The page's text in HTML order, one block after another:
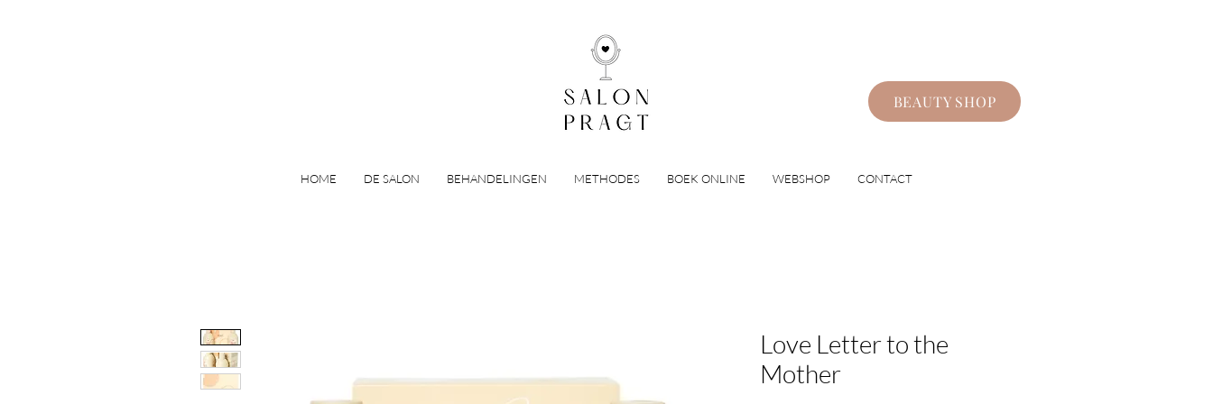
BEAUTY SHOP
HOME DE SALON BEHANDELINGEN METHODES BOEK ONLINE WEBSHOP CONTACT
Love Letter to the
Mother